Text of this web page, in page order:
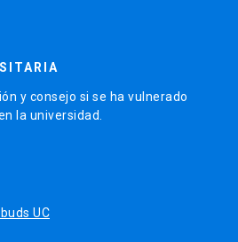
y consejo si se ha vulnerado
la universidad.
UC